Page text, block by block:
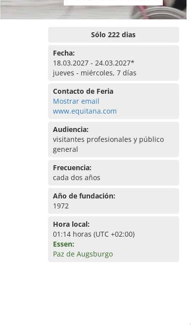
Sólo 222 dias
Fecha:
18.03.2027 - 24.03.2027*
jueves - miércoles, 7 días
Contacto de Feria
Mostrar email
www.equitana.com
Audiencia:
visitantes profesionales y público
general
Frecuencia:
cada dos años
Año de fundación:
1972
Hora local:
01:14 horas (UTC +02:00)
Essen:
Paz de Augsburgo